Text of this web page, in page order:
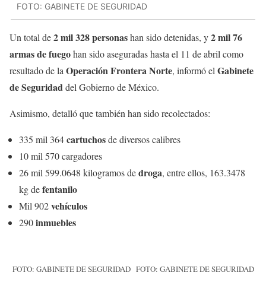
FOTO: GABINETE DE SEGURIDAD
Un total de2 mil 328 personashan sido detenidas, y2 mil 76
armas de fuegohan sido aseguradas hasta el 11 de abril como
resultado de la Operación Frontera Norte, informó el Gabinete
de Seguridaddel Gobierno de México.
Asimismo, detalló que también han sido recolectados:
335 mil 364cartuchosde diversos calibres
10 mil 570 cargadores
26 mil 599.0648 kilogramos dedroga, entre ellos, 163.3478
kg defentanilo
Mil 902vehículos
290inmuebles
FOTO: GABINETE DE SEGURIDAD FOTO: GABINETE DE SEGURIDAD